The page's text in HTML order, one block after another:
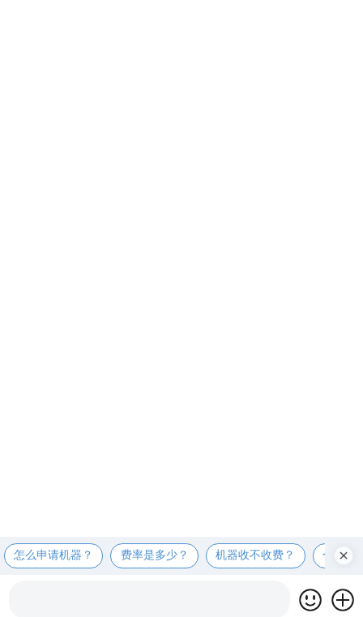
怎么申请机器？ 费率是多少？ 机器收不收费？ 个人可